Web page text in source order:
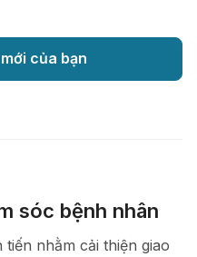
của bạn
sóc bệnh nhân
nhằm cải thiện giao